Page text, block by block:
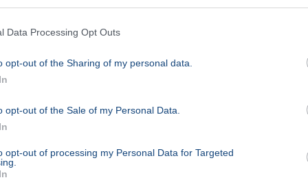
Data Processing Opt Outs
opt-out of the Sharing of my personal data.
opt-out of the Sale of my Personal Data.
opt-out of processing my Personal Data for Targeted
vízben a meder alján maradtak. A víz
a tetemek most egyszerre emelkednek
halak tartalékai kimerülnek, az idős vagy
átállást.
kevés a táplálék, ami tovább ritkítja a